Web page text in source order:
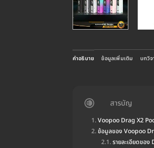
คำอธิบาย ข้อมูลเพิ่มเติม บทวิ
สารบัญ
Voopoo Drag X2
ข้อมูลของ Voopoo
รายละเอียดขอ